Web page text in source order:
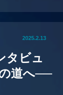
2025.2.13
タビュ
道へ──